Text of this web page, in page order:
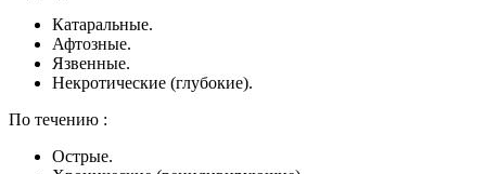
Катаральные.
Афтозные.
Язвенные.
Некротические (глубокие).
По течению :
Острые.